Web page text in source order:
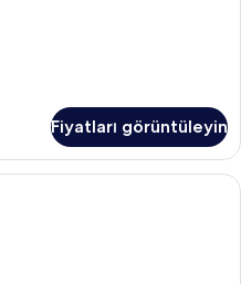
Fiyatları görüntüleyin
Anti alerjik yatak takımı, odada